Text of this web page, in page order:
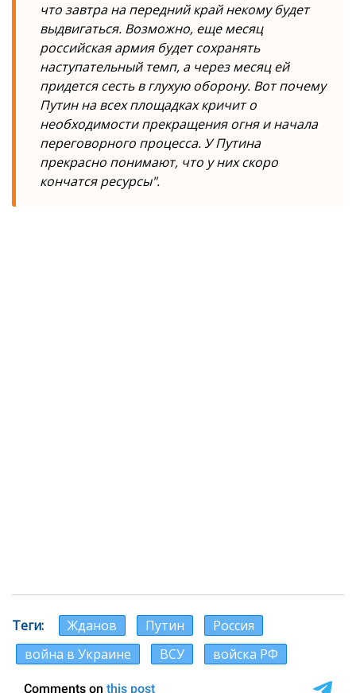
что завтра на передний край некому будет
выдвигаться. Возможно, еще месяц
российская армия будет сохранять
наступательный темп, а через месяц ей
придется сесть в глухую оборону. Вот почему
Путин на всех площадках кричит о
необходимости прекращения огня и начала
переговорного процесса. У Путина
прекрасно понимают, что у них скоро
кончатся ресурсы".
Теги Жданов Путин
Россия
война в Украине
ВСУ войска РФ